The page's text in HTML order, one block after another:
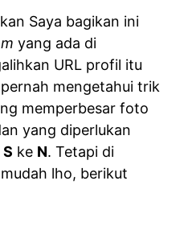
Saya bagikan ini
yang ada di
URL profil itu
mengetahui trik
memperbesar foto
yang diperlukan
S ke N. Tetapi di
lho, berikut